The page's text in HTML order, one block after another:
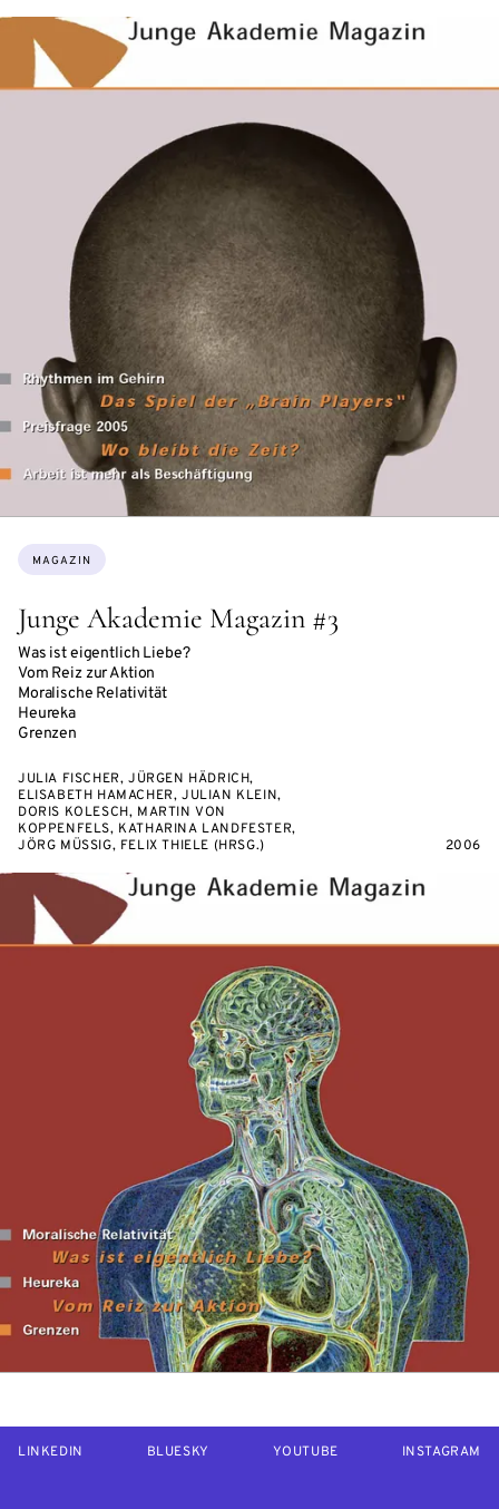
Junge Akademie Magazin #3
Was ist eigentlich Liebe?
Vom Reiz zur Aktion
Moralische Relativität
Heureka
Grenzen
Themen:
MAGAZIN
JULIA FISCHER, JÜRGEN HÄDRICH,
ELISABETH HAMACHER, JULIAN KLEIN,
DORIS KOLESCH, MARTIN VON
KOPPENFELS, KATHARINA LANDFESTER,
JÖRG MÜSSIG, FELIX THIELE (HRSG.)
2006
LINKEDIN BLUESKY YOUTUBE INSTAGRAM